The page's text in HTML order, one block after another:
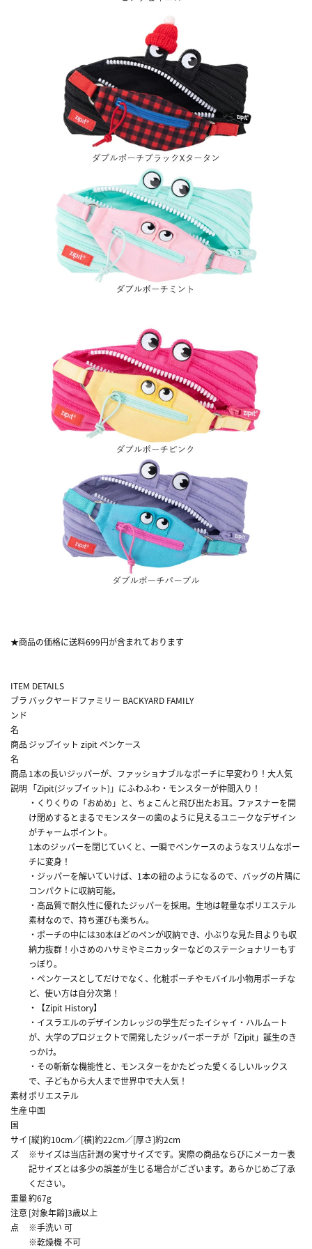
★商品の価格に送料699円が含まれております
ITEM DETAILS
ブラ
ンド
名
バックヤードファミリー BACKYARD FAMILY
商品
名
ジップイット zipit ペンケース
商品
説明
1本の長いジッパーが、ファッショナブルなポーチに早変わり！大人気
「Zipit(ジップイット)」にふわふわ・モンスターが仲間入り！
・くりくりの「おめめ」と、ちょこんと飛び出たお耳。ファスナーを開
け閉めするとまるでモンスターの歯のように見えるユニークなデザイン
がチャームポイント。
1本のジッパーを閉じていくと、一瞬でペンケースのようなスリムなポー
チに変身！
・ジッパーを解いていけば、1本の紐のようになるので、バッグの片隅に
コンパクトに収納可能。
・高品質で耐久性に優れたジッパーを採用。生地は軽量なポリエステル
素材なので、持ち運びも楽ちん。
・ポーチの中には30本ほどのペンが収納でき、小ぶりな見た目よりも収
納力抜群！小さめのハサミやミニカッターなどのステーショナリーもす
っぽり。
・ペンケースとしてだけでなく、化粧ポーチやモバイル小物用ポーチな
ど、使い方は自分次第！
・【Zipit History】
・イスラエルのデザインカレッジの学生だったイシャイ・ハルムート
が、大学のプロジェクトで開発したジッパーポーチが「Zipit」誕生のき
っかけ。
・その斬新な機能性と、モンスターをかたどった愛くるしいルックス
で、子どもから大人まで世界中で大人気！
素材ポリエステル
生産
国
中国
サイ
ズ
[縦]約10cm／[横]約22cm／[厚さ]約2cm
※サイズは当店計測の実寸サイズです。実際の商品ならびにメーカー表
記サイズとは多少の誤差が生じる場合がございます。あらかじめご了承
ください。
重量約67g
注意
点
[対象年齢]3歳以上
※手洗い 可
※乾燥機 不可